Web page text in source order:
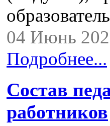
04 Июнь
Подробнее...
Состав
работников